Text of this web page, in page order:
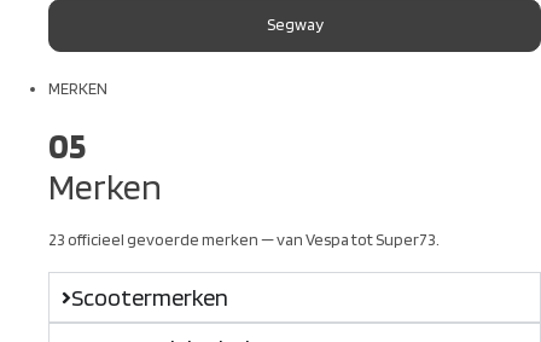
Segway
MERKEN
05
Merken
23 officieel gevoerde merken — van Vespa tot Super73.
Scootermerken